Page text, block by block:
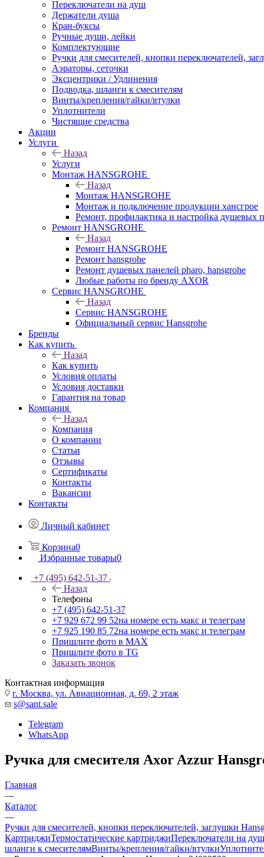
Переключатели на душ
Держатели душа
Кран-буксы
Ручные души, лейки
Комплектующие
Ручки для смесителей, кнопки переключателей,
Аэраторы, сеточки
Эксцентрики / Удлинения
Подводка, шланги к смесителям
Винты/крепления/гайки/втулки
Уплотнители
Чистящие средства
Акции
Услуги
Назад
Услуги
Монтаж HANSGROHE
Назад
Монтаж HANSGROHE
Монтаж и подключение продукции хансгрое
Ремонт, профилактика и настройка душевых
Ремонт HANSGROHE
Назад
Ремонт HANSGROHE
Ремонт hansgrohe
Ремонт душевых панелей pharo, hansgrohe
Любые работы по бренду AXOR
Сервис HANSGROHE
Назад
Сервис HANSGROHE
Официальный сервис Hansgrohe
Бренды
Как купить
Назад
Как купить
Условия оплаты
Условия доставки
Гарантия на товар
Компания
Назад
Компания
О компании
Статьи
Отзывы
Сертификаты
Контакты
Вакансии
Контакты
Личный кабинет
Корзина0
Избранные товары0
+7 (495) 642-51-37
Назад
Телефоны
+7 (495) 642-51-37
+7 929 672 99 52на номере есть макс и телеграм
+7 925 190 85 72на номере есть макс и телеграм
Пришлите фото в MAX
Пришлите фото в TG
Заказать звонок
Контактная информация
г. Москва, ул. Авиационная, д. 69, 2 этаж
s@sant.sale
Telegram
WhatsApp
Ручка для смесителя Axor Azzur
Главная
—
Каталог
—
Ручки для смесителей, кнопки переключателей, заглушки
КартриджиТермостатические картриджиПереключатели на душ
шланги к смесителямВинты/крепления/гайки/втулки